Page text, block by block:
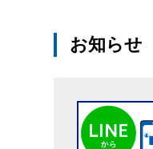
お知らせ